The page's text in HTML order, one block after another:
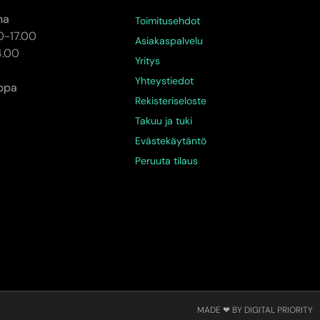
17.00
Toimitusehdot
Asiakaspalvelu
Yritys
Yhteystiedot
Rekisteriseloste
Takuu ja tuki
Evästekäytäntö
Peruuta tilaus
MADE ❤ BY DIGITAL PRIORITY